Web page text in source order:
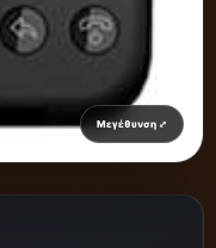
Μεγέθυνση ⤢